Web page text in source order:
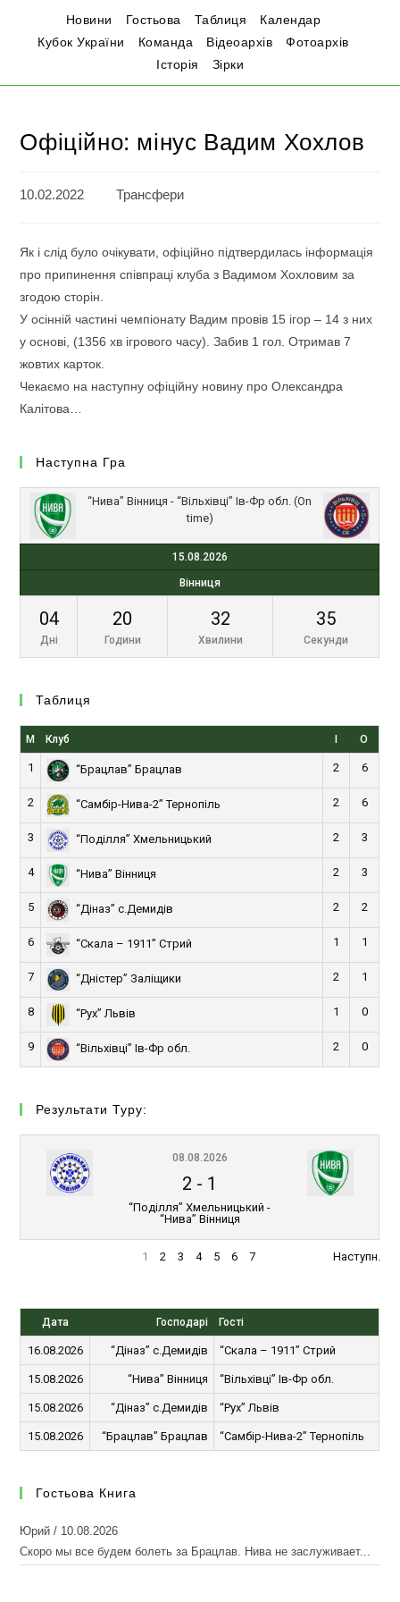
Новини Гостьова Таблиця
Календар
Кубок України
Команда Відеоархів
Фотоархів
Історія
Зірки
Офіційно: мінус Вадим Хохлов
10.02.2022 Трансфери
Як і слід було очікувати, офіційно підтвердилась інформація
про припинення співпраці клуба з Вадимом Хохловим за
згодою сторін.
У осінній частині чемпіонату Вадим провів 15 ігор – 14 з них
у основі, (1356 хв ігрового часу). Забив 1 гол. Отримав 7
жовтих карток.
Чекаємо на наступну офіційну новину про Олександра
Калітова…
Наступна Гра
“Нива” Вінниця - “Вільхівці” Ів-Фр обл. (On
time)
15.08.2026
Вінниця
04
Дні
20
Години
32
Хвилини
35
Секунди
Таблиця
М Клуб О
1 “Брацлав” Брацлав 2 6
2 “Самбір-Нива-2” Тернопіль 2 6
3 “Поділля” Хмельницький 2 3
4 “Нива” Вінниця 2 3
5 “Діназ” с.Демидів 2 2
6 “Скала – 1911” Стрий 1 1
7 “Дністер” Заліщики 2 1
8 “Рух” Львів 1 0
9 “Вільхівці” Ів-Фр обл. 2 0
Результати Туру:
08.08.2026
2 - 1
“Поділля” Хмельницький -
“Нива” Вінниця
1 2 3 4 5 6 7 Наступн.
Дата Господарі Гості
16.08.2026 “Діназ” с.Демидів “Скала – 1911” Стрий
15.08.2026 “Нива” Вінниця “Вільхівці” Ів-Фр обл.
15.08.2026 “Діназ” с.Демидів “Рух” Львів
15.08.2026 “Брацлав” Брацлав “Самбір-Нива-2” Тернопіль
Гостьова Книга
Юрий / 10.08.2026
Скоро мы все будем болеть за Брацлав. Нива не заслуживает...